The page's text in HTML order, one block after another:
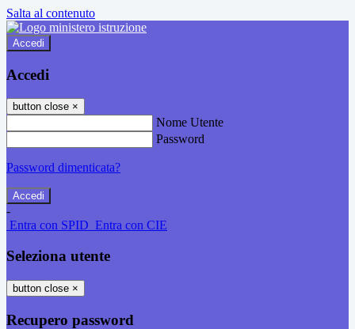
Salta al contenuto
Accedi
Accedi
button close ×
Nome Utente
Password
Password dimenticata?
-
Entra con SPID Entra con CIE
Seleziona utente
button close ×
Recupero password